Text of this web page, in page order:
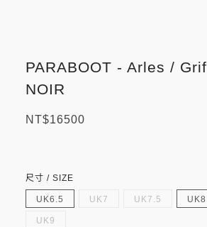
PARABOOT - Arles /
NOIR
NT$16500
尺寸 / SIZE
UK6.5 UK7 UK7.5 UK8
UK9